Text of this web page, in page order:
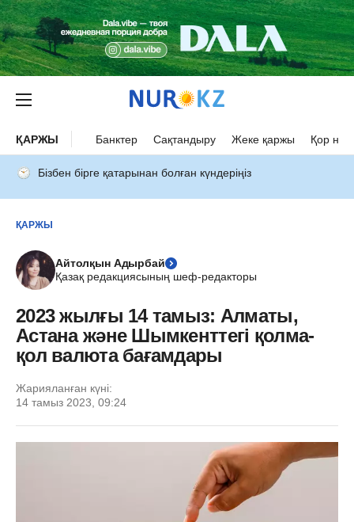
ҚАРЖЫ Банктер Сақтандыру Жеке қаржы Қор
Бізбен бірге қатарынан болған күндеріңіз
ҚАРЖЫ
Айтолқын Адырбай
Қазақ редакциясының шеф-редакторы
2023 жылғы 14 тамыз: Алматы,
Астана және Шымкенттегі қолма-
қол валюта бағамдары
Жарияланған күні:
14 тамыз 2023, 09:24